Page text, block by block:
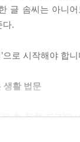
글 솜씨는 아니
다.
으로 시작해야 합
생활 법문
한 움큼 쥐고’